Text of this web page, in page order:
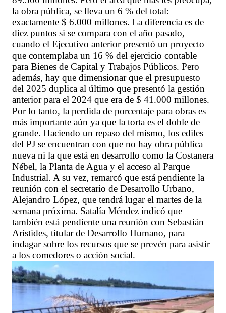
la obra pública, se lleva un 6 % del total:
exactamente $ 6.000 millones. La diferencia es de
diez puntos si se compara con el año pasado,
cuando el Ejecutivo anterior presentó un proyecto
que contemplaba un 16 % del ejercicio contable
para Bienes de Capital y Trabajos Públicos. Pero
además, hay que dimensionar que el presupuesto
del 2025 duplica al último que presentó la gestión
anterior para el 2024 que era de $ 41.000 millones.
Por lo tanto, la perdida de porcentaje para obras es
más importante aún ya que la torta es el doble de
grande. Haciendo un repaso del mismo, los ediles
del PJ se encuentran con que no hay obra pública
nueva ni la que está en desarrollo como la Costanera
Nébel, la Planta de Agua y el acceso al Parque
Industrial. A su vez, remarcó que está pendiente la
reunión con el secretario de Desarrollo Urbano,
Alejandro López, que tendrá lugar el martes de la
semana próxima. Satalía Méndez indicó que
también está pendiente una reunión con Sebastián
Arístides, titular de Desarrollo Humano, para
indagar sobre los recursos que se prevén para asistir
a los comedores o acción social.